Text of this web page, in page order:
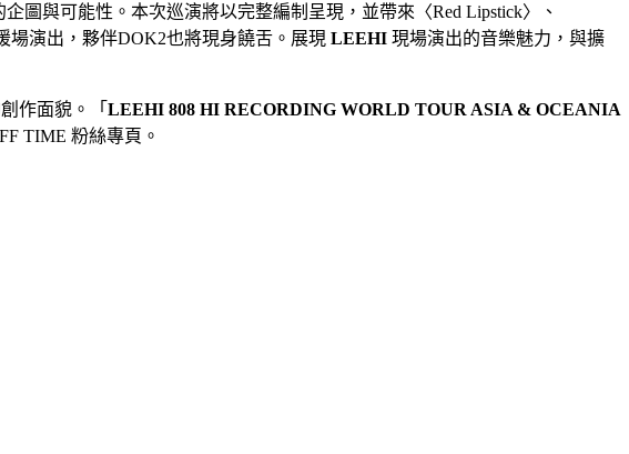
圖與可能性。本次巡演將以完整編制呈現，並帶來〈Red Lipstick〉、
場演出，夥伴DOK2也將現身饒舌。展現 LEEHI 現場演出的音樂魅力，與擴
作面貌。「 LEEHI 808 HI RECORDING WORLD TOUR ASIA & OCEANIA
TIME 粉絲專頁。